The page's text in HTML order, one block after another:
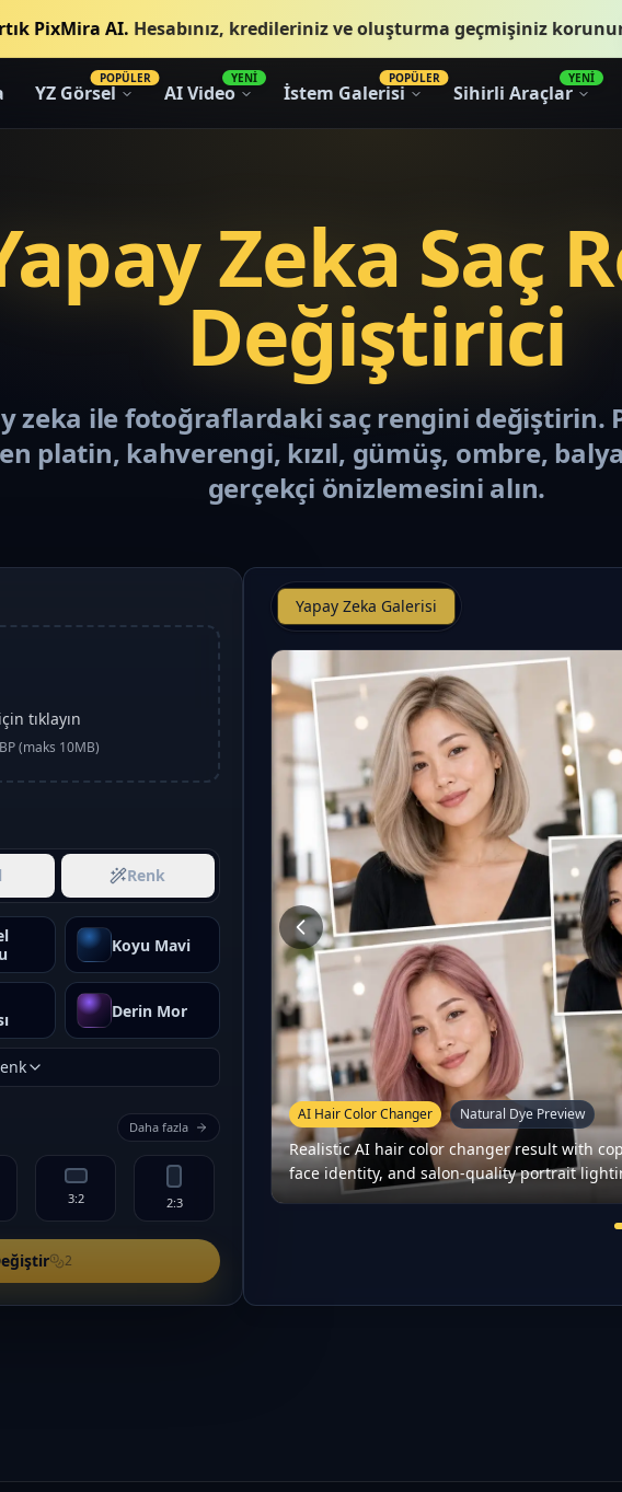
PixMira AI. Hesabınız, kredileriniz ve oluşturma geçmişiniz
YZ Görsel
POPÜLER
AI Video
YENİ
İstem Galerisi
POPÜLER
Sihirli Araçlar
YENİ
Zeka Saç
Değiştirici
zeka ile fotoğraflardaki saç rengini değiştirin.
platin, kahverengi, kızıl, gümüş, ombre,
gerçekçi önizlemesini alın.
tıklayın
(maks 10MB)
Renk
Koyu Mavi
Derin Mor
Daha fazla
3:2 2:3
2
Yapay Zeka Galerisi
AI Hair Color Changer Natural Dye Preview
Realistic AI hair color changer result with
face identity, and salon-quality portrait